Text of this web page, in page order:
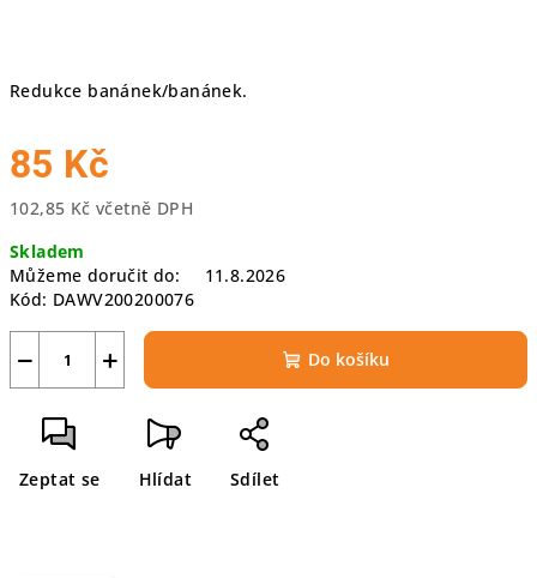
Redukce banánek/banánek.
85 Kč
102,85 Kč včetně DPH
cena:
Skladem
Můžeme doručit do:
11.8.2026
Kód: DAWV200200076
+
− Do košíku
Zeptat se Hlídat Sdílet